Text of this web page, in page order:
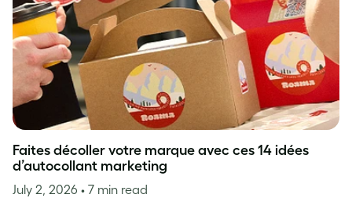
Faites décoller votre marque avec ces 14 idées
d’autocollant marketing
July 2, 2026 • 7 min read